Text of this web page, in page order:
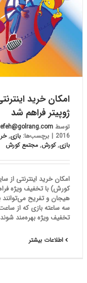
امکان خرید
ژوپیتر فراهم شد
توسط
2016
| برچسب‌ها: بازی,
بازی,کورش, مجتمع کورش
امکان خرید اینترنتی از
کورش) با تخفیف ویژه
هیجان و تفریح می‌توانند
تخفیف ویژه بهره‌مند
اطلاعات بیشتر